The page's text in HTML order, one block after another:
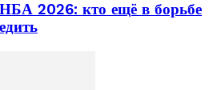
2026: кто ещё в борьбе